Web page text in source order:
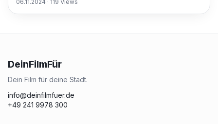
06.11.2024 · 119 Views
DeinFilmFür
Dein Film für deine Stadt.
info@deinfilmfuer.de
+49 241 9978 300